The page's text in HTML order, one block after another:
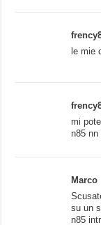
le mie
mi
n85
Marco
su un
n85